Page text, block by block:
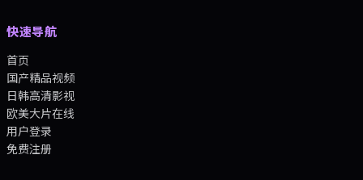
快速导航
首页
国产精品视频
日韩高清影视
欧美大片在线
用户登录
免费注册